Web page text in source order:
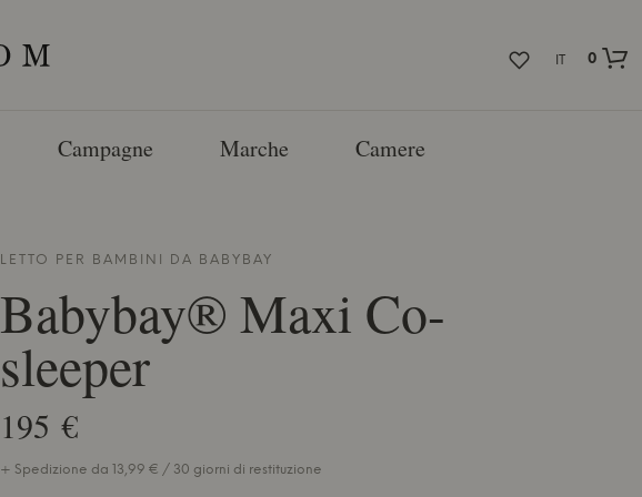
IT
0
Campagne Marche Camere
LETTO PER BAMBINI DA BABYBAY
Babybay® Maxi Co-
sleeper
195 €
+ Spedizione da 13,99 € / 30 giorni di restituzione